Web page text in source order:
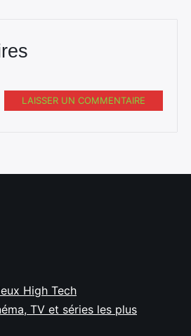
LAISSER UN COMMENTAIRE
High Tech
TV et séries les plus